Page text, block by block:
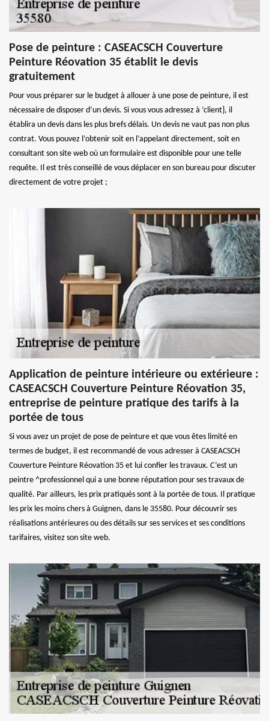
Pose de peinture : CASEACSCH Couverture
Peinture Réovation 35 établit le devis
gratuitement
Pour vous préparer sur le budget à allouer à une pose de peinture, il est
nécessaire de disposer d’un devis. Si vous vous adressez à ‘client}, il
établira un devis dans les plus brefs délais. Un devis ne vaut pas non plus
contrat. Vous pouvez l’obtenir soit en l’appelant directement, soit en
consultant son site web où un formulaire est disponible pour une telle
requête. Il est très conseillé de vous déplacer en son bureau pour discuter
directement de votre projet ;
Application de peinture intérieure ou extérieure :
CASEACSCH Couverture Peinture Réovation 35,
entreprise de peinture pratique des tarifs à la
portée de tous
Si vous avez un projet de pose de peinture et que vous êtes limité en
termes de budget, il est recommandé de vous adresser à CASEACSCH
Couverture Peinture Réovation 35 et lui confier les travaux. C’est un
peintre ^professionnel qui a une bonne réputation pour ses travaux de
qualité. Par ailleurs, les prix pratiqués sont à la portée de tous. Il pratique
les prix les moins chers à Guignen, dans le 35580. Pour découvrir ses
réalisations antérieures ou des détails sur ses services et ses conditions
tarifaires, visitez son site web.